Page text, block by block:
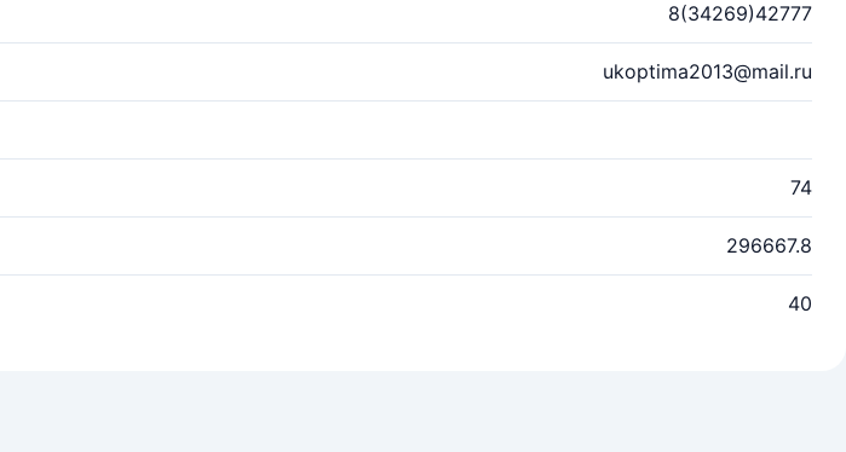
8(34269)42777
ukoptima2013@mail.ru
74
296667.8
40